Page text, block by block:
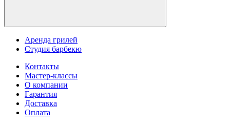
Аренда грилей
Студия барбекю
Контакты
Мастер-классы
О компании
Гарантия
Доставка
Оплата